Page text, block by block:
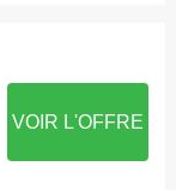
VOIR L'OFFRE